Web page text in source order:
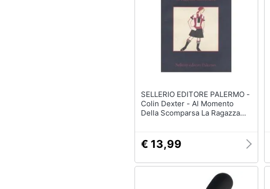
SELLERIO EDITORE PALERMO -
Colin Dexter - Al Momento
Della Scomparsa La Ragazza
€ 13,99